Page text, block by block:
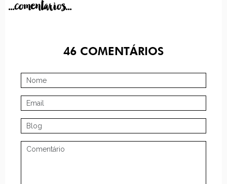
...comentarios...
46 COMENTÁRIOS